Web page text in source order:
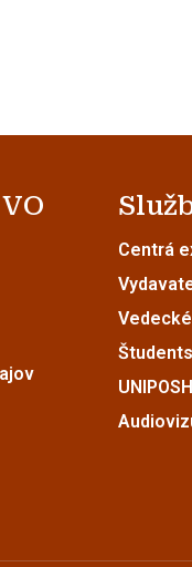
Centrá